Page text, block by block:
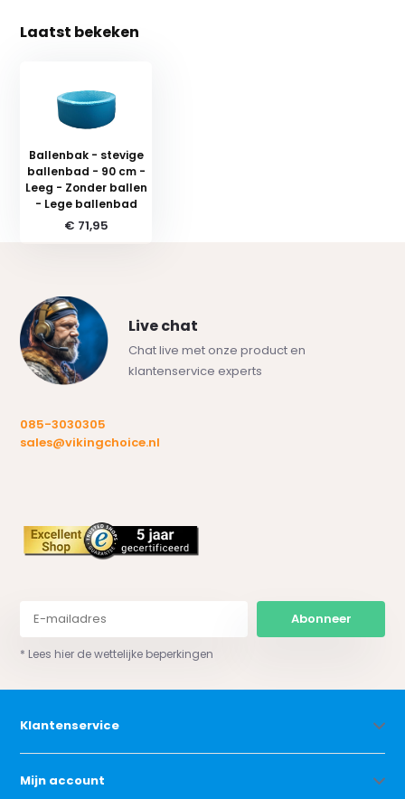
Laatst bekeken
Ballenbak - stevige
ballenbad - 90 cm -
Leeg - Zonder ballen
- Lege ballenbad
€ 71,95
Live chat
Chat live met onze product en
klantenservice experts
085-3030305
sales@vikingchoice.nl
Abonneer
* Lees hier de wettelijke beperkingen
Klantenservice
Mijn account